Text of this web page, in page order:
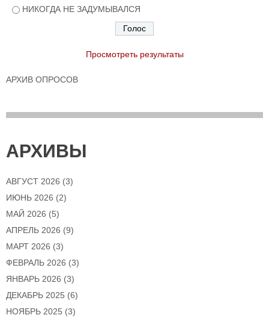
НИКОГДА НЕ ЗАДУМЫВАЛСЯ
Просмотреть результаты
АРХИВ ОПРОСОВ
АРХИВЫ
АВГУСТ 2026 (3)
ИЮНЬ 2026 (2)
МАЙ 2026 (5)
АПРЕЛЬ 2026 (9)
МАРТ 2026 (3)
ФЕВРАЛЬ 2026 (3)
ЯНВАРЬ 2026 (3)
ДЕКАБРЬ 2025 (6)
НОЯБРЬ 2025 (3)